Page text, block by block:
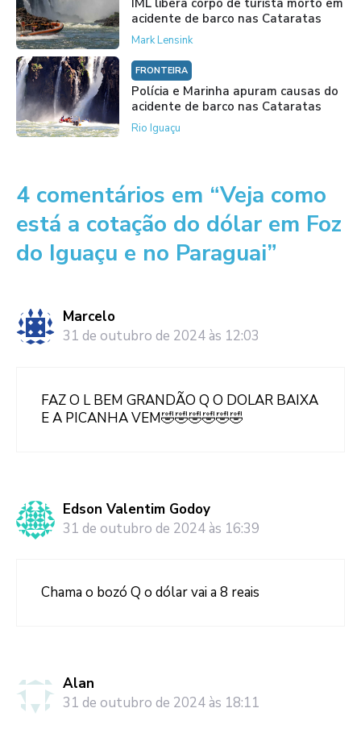
IML libera corpo de turista morto em
acidente de barco nas Cataratas
Mark Lensink
FRONTEIRA
Polícia e Marinha apuram causas do
acidente de barco nas Cataratas
Rio Iguaçu
4 comentários em “Veja como
está a cotação do dólar em Foz
do Iguaçu e no Paraguai”
Marcelo
31 de outubro de 2024 às 12:03
FAZ O L BEM GRANDÃO Q O DOLAR BAIXA
E A PICANHA VEM🤣🤣🤣🤣🤣🤣
Edson Valentim Godoy
31 de outubro de 2024 às 16:39
Chama o bozó Q o dólar vai a 8 reais
Alan
31 de outubro de 2024 às 18:11